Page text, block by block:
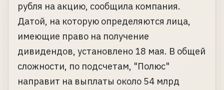
рубля на акцию, сообщила компания.
Датой, на которую определяются лица,
имеющие право на получение
дивидендов, установлено 18 мая. В общей
сложности, по подсчетам, "Полюс"
направит на выплаты около 54 млрд